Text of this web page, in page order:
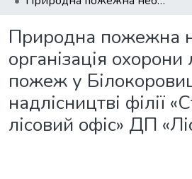
Природна пожежна
організація охорони
пожеж у
надлісництві філії
лісовий офіс» ДП